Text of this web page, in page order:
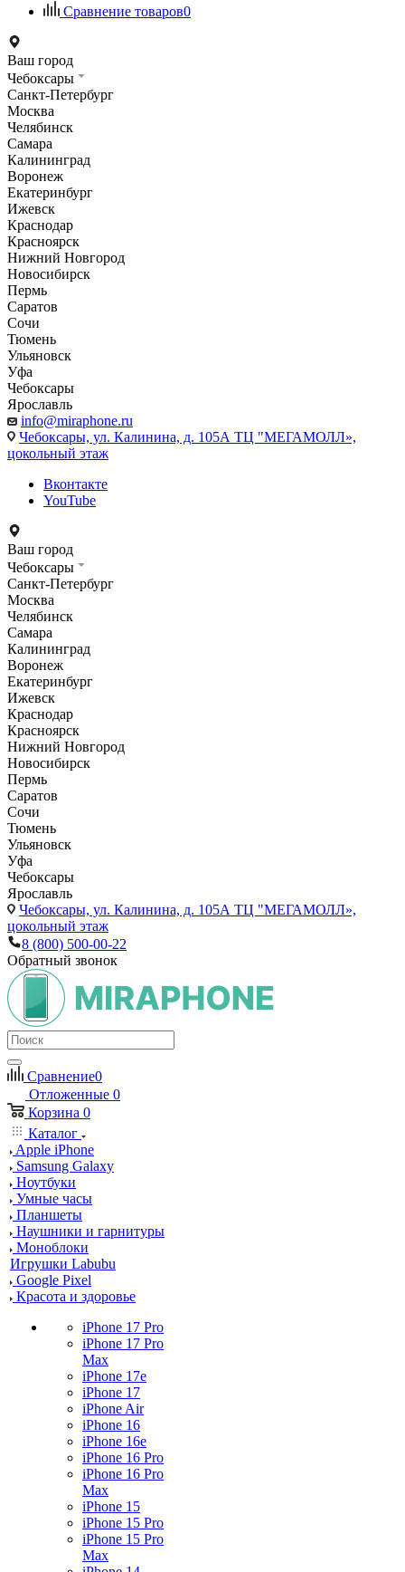
Сравнение товаров0
Ваш город
Чебоксары
Санкт-Петербург
Москва
Челябинск
Самара
Калининград
Воронеж
Екатеринбург
Ижевск
Краснодар
Красноярск
Нижний Новгород
Новосибирск
Пермь
Саратов
Сочи
Тюмень
Ульяновск
Уфа
Чебоксары
Ярославль
info@miraphone.ru
Чебоксары, ул. Калинина, д. 105А ТЦ "МЕГАМОЛЛ»,
цокольный этаж
Вконтакте
YouTube
Ваш город
Чебоксары
Санкт-Петербург
Москва
Челябинск
Самара
Калининград
Воронеж
Екатеринбург
Ижевск
Краснодар
Красноярск
Нижний Новгород
Новосибирск
Пермь
Саратов
Сочи
Тюмень
Ульяновск
Уфа
Чебоксары
Ярославль
Чебоксары, ул. Калинина, д. 105А ТЦ "МЕГАМОЛЛ»,
цокольный этаж
8 (800) 500-00-22
Обратный звонок
Сравнение0
Отложенные 0
Корзина 0
Каталог
Apple iPhone
Samsung Galaxy
Ноутбуки
Умные часы
Планшеты
Наушники и гарнитуры
Моноблоки
Игрушки Labubu
Google Pixel
Красота и здоровье
iPhone 17 Pro
iPhone 17 Pro
Max
iPhone 17e
iPhone 17
iPhone Air
iPhone 16
iPhone 16e
iPhone 16 Pro
iPhone 16 Pro
Max
iPhone 15
iPhone 15 Pro
iPhone 15 Pro
Max